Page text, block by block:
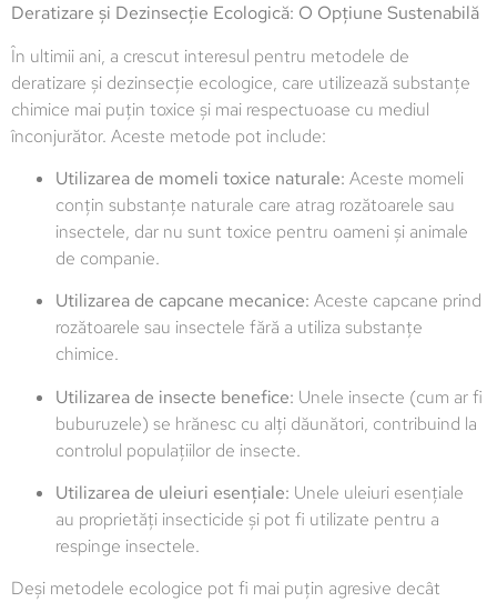
Deratizare și Dezinsecție Ecologică: O Opțiune Sustenabilă
În ultimii ani, a crescut interesul pentru metodele de
deratizare și dezinsecție ecologice, care utilizează substanțe
chimice mai puțin toxice și mai respectuoase cu mediul
înconjurător. Aceste metode pot include:
Utilizarea de momeli toxice naturale: Aceste momeli
conțin substanțe naturale care atrag rozătoarele sau
insectele, dar nu sunt toxice pentru oameni și animale
de companie.
Utilizarea de capcane mecanice: Aceste capcane prind
rozătoarele sau insectele fără a utiliza substanțe
chimice.
Utilizarea de insecte benefice: Unele insecte (cum ar fi
buburuzele) se hrănesc cu alți dăunători, contribuind la
controlul populațiilor de insecte.
Utilizarea de uleiuri esențiale: Unele uleiuri esențiale
au proprietăți insecticide și pot fi utilizate pentru a
respinge insectele.
Deși metodele ecologice pot fi mai puțin agresive decât